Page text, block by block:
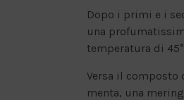
Dopo i primi e i
una
temperatura di
Versa il composto
menta, una